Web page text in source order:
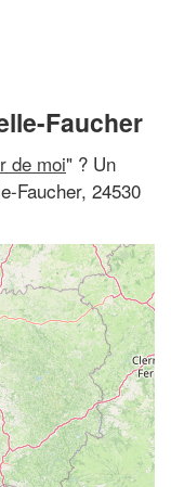
Faucher
de moi" ? Un
Faucher, 24530